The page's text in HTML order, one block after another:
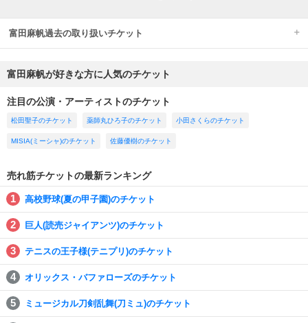
富田麻帆過去の取り扱いチケット
富田麻帆が好きな方に人気のチケット
注目の公演・アーティストのチケット
松田聖子のチケット 薬師丸ひろ子のチケット 小田さくらのチケット
MISIA(ミーシャ)のチケット 佐藤優樹のチケット
売れ筋チケットの最新ランキング
高校野球(夏の甲子園)のチケット
巨人(読売ジャイアンツ)のチケット
テニスの王子様(テニプリ)のチケット
オリックス・バファローズのチケット
ミュージカル刀剣乱舞(刀ミュ)のチケット